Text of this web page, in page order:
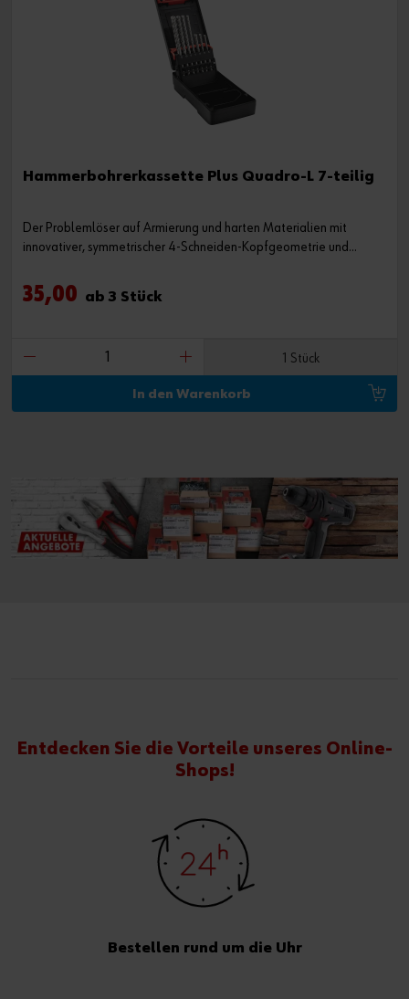
Hammerbohrerkassette Plus Quadro-L 7-teilig
Der Problemlöser auf Armierung und harten Materialien mit
innovativer, symmetrischer 4-Schneiden-Kopfgeometrie und
Erhältlich in der ORSY
35,00 ab 3 Stück
1 Stück
In den Warenkorb
Entdecken Sie die Vorteile unseres Online-
Shops!
Bestellen rund um die Uhr